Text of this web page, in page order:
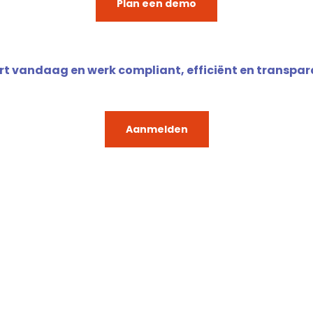
Plan een demo
vandaag en werk compliant, efficiënt en
Aanmelden